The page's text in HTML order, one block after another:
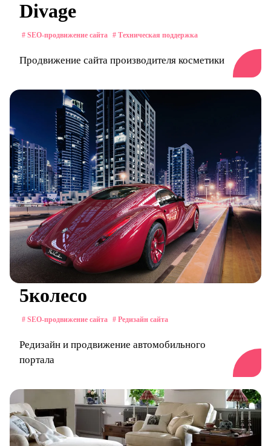
Divage
# SEO-продвижение сайта # Техническая поддержка
Продвижение сайта производителя косметики
5колесо
# SEO-продвижение сайта # Редизайн сайта
Редизайн и продвижение автомобильного
портала